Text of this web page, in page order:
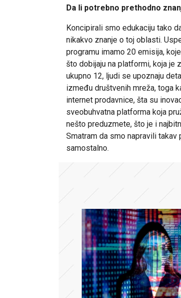
Da li potrebno prethodno
Koncipirali smo edukaciju tako
nikakvo znanje o toj oblasti.
programu imamo 20 emisija,
što dobijaju na platformi, koja je
ukupno 12, ljudi se upoznaju
između društvenih mreža, toga
internet prodavnice, šta su
sveobuhvatna platforma koja
nešto preduzmete, što je i
Smatram da smo napravili
samostalno.